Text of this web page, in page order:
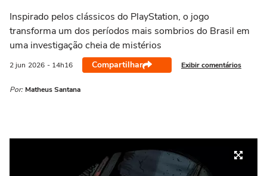
Inspirado pelos clássicos do PlayStation, o jogo
transforma um dos períodos mais sombrios do Brasil em
uma investigação cheia de mistérios
2 jun 2026 - 14h16 Compartilhar Exibir comentários
Por: Matheus Santana